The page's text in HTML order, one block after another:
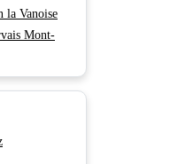
(Vallée de)
la Vanoise
Mont-
Le Lac